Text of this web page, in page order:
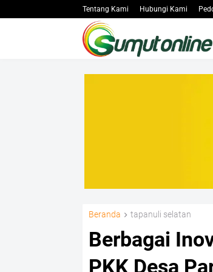
Tentang Kami Hubungi Kami
Beranda tapanuli selatan
Berbagai
PKK Desa